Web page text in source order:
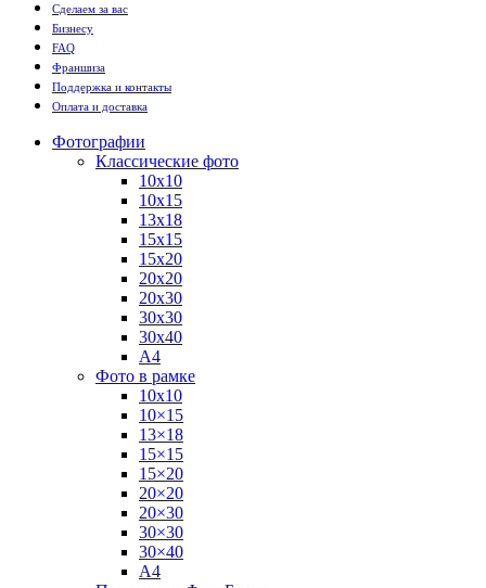
Сделаем за вас
Бизнесу
FAQ
Франшиза
Поддержка и контакты
Оплата и доставка
Фотографии
Классические фото
10х10
10х15
13х18
15х15
15х20
20х20
20х30
30х30
30х40
А4
Фото в рамке
10х10
10×15
13×18
15×15
15×20
20×20
20×30
30×30
30×40
A4